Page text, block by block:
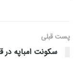
پست قبلی
سکونت امباپه در قصر ۱۲۰۰ میلیاردیِ